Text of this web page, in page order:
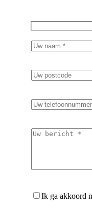
Ik ga akkoord